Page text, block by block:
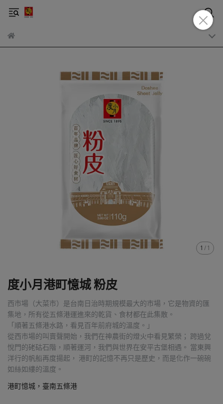
1 /1
度小月港町憶城 粉皮
西市場（大菜市）是台南日治時期規模最大的市場，它是物資的匯
集地，所有從五條港運進來的乾貨、食材都在此集散。
「順著五條港水路，看見百年前府城的溫度。」
從西市場的叫賣聲開始，我們在神農街的燈火中看見繁榮； 跨過兌
悅門的硓𥑮石階，順著運河，我們與世界在安平古堡相遇。 當東興
洋行的帆船再度揚起， 港町的記憶不再只是歷史，而是化作一碗碗
如絲如縷的溫度。
港町憶城，臺南五條港